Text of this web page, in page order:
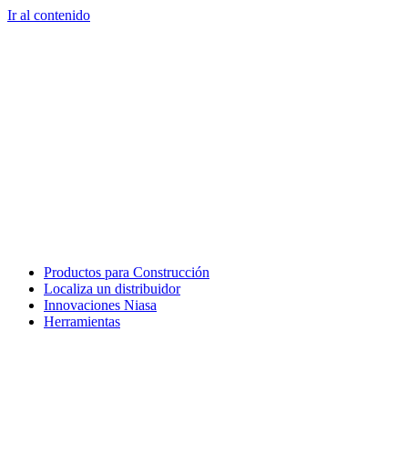
Ir al contenido
Productos para Construcción
Localiza un distribuidor
Innovaciones Niasa
Herramientas